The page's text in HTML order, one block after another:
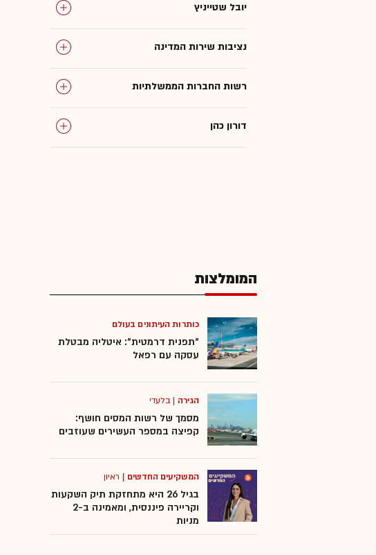
יובל שטייניץ
נציבות שירות המדינה
רשות החברות הממשלתיות
דורון כהן
המומלצות
כותרות העיתונים בעולם
"תפנית דרמטית": איטליה מבטלת
עסקה עם רפאל
הגירה |בלעדי
מסמך של רשות המסים חושף:
קפיצה במספר העשירים שעוזבים
המשקיעים החדשים | ראיון
בגיל 26 היא מתחזקת תיק השקעות
וקריירה פיננסית, ומאמינה ב-2
מניות